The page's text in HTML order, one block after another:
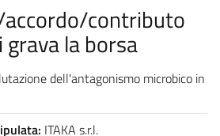
contributo
grava la borsa
dell'antagonismo microbico in
ITAKA s.r.l.